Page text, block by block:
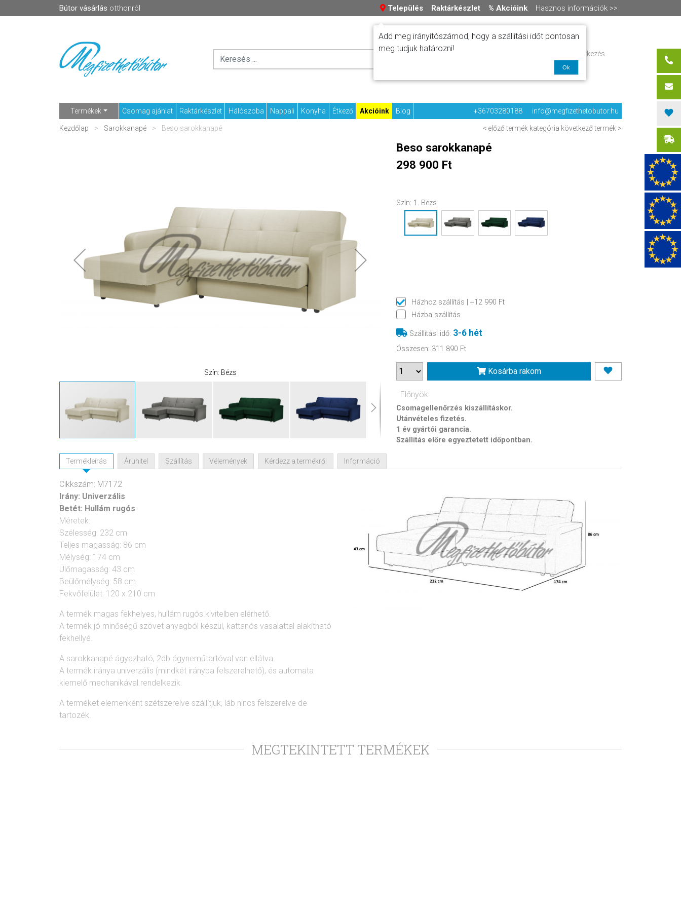
Bútor vásárlás otthonról Település Raktárkészlet % Akcióink Hasznos információk >>
Szállítás
Regisztráció / bejelentkezés
Termékek Csomag ajánlat Raktárkészlet Hálószoba Nappali Konyha Étkező Akcióink Blog +36703280188 info@megfizethetobutor.hu
Kezdőlap Sarokkanapé Beso sarokkanapé < előző termék kategória következő termék >
Szín: Bézs Szín: Szürke
Beso sarokkanapé
298 900 Ft
Szín: 1. Bézs
Házhoz szállítás
| +12 990 Ft
Házba szállítás
Szállítási idő: 3-6 hét
Összesen: 311 890 Ft
Kosárba rakom
Előnyök:
Csomagellenőrzés kiszállításkor.
Utánvételes fizetés.
1 év gyártói garancia.
Szállítás előre egyeztetett időpontban.
Termékleírás Áruhitel Szállítás Vélemények Kérdezz a termékről Információ
Cikkszám: M7172
Irány: Univerzális
Betét: Hullám rugós
Méretek:
Szélesség: 232 cm
Teljes magasság: 86 cm
Mélység: 174 cm
Ülőmagasság: 43 cm
Beülőmélység: 58 cm
Fekvőfelület: 120 x 210 cm
A termék magas fekhelyes, hullám rugós kivitelben elérhető.
A termék jó minőségű szövet anyagból készül, kattanós vasalattal alakítható
fekhellyé.
A sarokkanapé ágyazható, 2db ágyneműtartóval van ellátva.
A termék iránya univerzális (mindkét irányba felszerelhető), és automata
kiemelő mechanikával rendelkezik.
A terméket elemenként szétszerelve szállítjuk, láb nincs felszerelve de
tartozék.
MEGTEKINTETT TERMÉKEK
Add meg irányítószámod, hogy a szállítási időt pontosan
meg tudjuk határozni!
Ok